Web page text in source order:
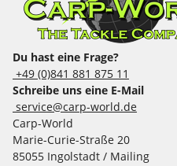
Du hast eine Frage?
+49 (0)841 881 875 11
Schreibe uns eine E-Mail
service@carp-world.de
Carp-World
Marie-Curie-Straße 20
85055 Ingolstadt / Mailing